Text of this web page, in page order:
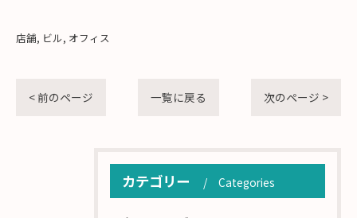
店舗 ビル オフィス
< 前のページ 一覧に戻る 次のページ >
カテゴリー Categories